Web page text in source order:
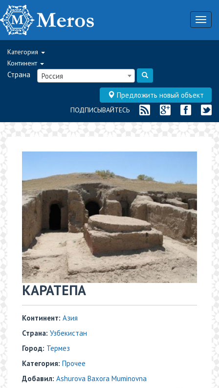
Категория
Континент
Страна Россия
Предложить новый объект
ПОДПИСЫВАЙТЕСЬ
КАРАТЕПА
Континент: Азия
Страна: Узбекистан
Город: Термез
Категория: Прочее
Добавил: Ashurova Baxora Muminovna